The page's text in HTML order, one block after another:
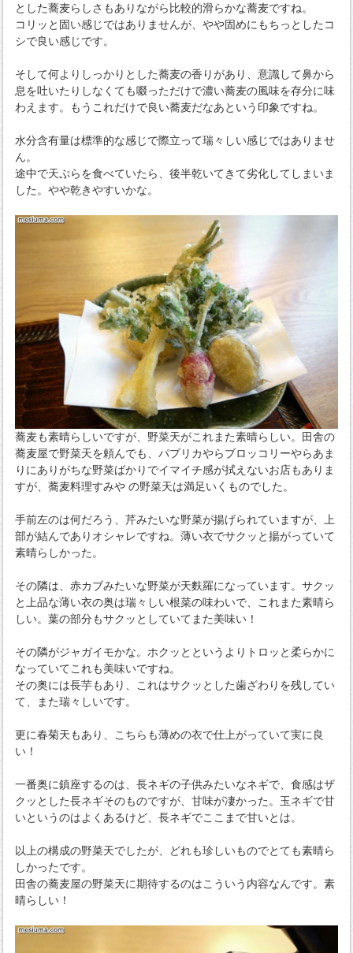
とした蕎麦らしさもありながら比較的滑らかな蕎麦ですね。
コリッと固い感じではありませんが、やや固めにもちっとしたコ
シで良い感じです。
そして何よりしっかりとした蕎麦の香りがあり、意識して鼻から
息を吐いたりしなくても啜っただけで濃い蕎麦の風味を存分に味
わえます。もうこれだけで良い蕎麦だなあという印象ですね。
水分含有量は標準的な感じで際立って瑞々しい感じではありませ
ん。
途中で天ぷらを食べていたら、後半乾いてきて劣化してしまいま
した。やや乾きやすいかな。
蕎麦も素晴らしいですが、野菜天がこれまた素晴らしい。田舎の
蕎麦屋で野菜天を頼んでも、パプリカやらブロッコリーやらあま
りにありがちな野菜ばかりでイマイチ感が拭えないお店もありま
すが、蕎麦料理すみや の野菜天は満足いくものでした。
手前左のは何だろう、芹みたいな野菜が揚げられていますが、上
部が結んでありオシャレですね。薄い衣でサクッと揚がっていて
素晴らしかった。
その隣は、赤カブみたいな野菜が天麩羅になっています。サクッ
と上品な薄い衣の奥は瑞々しい根菜の味わいで、これまた素晴ら
しい。葉の部分もサクッとしていてまた美味い！
その隣がジャガイモかな。ホクッとというよりトロッと柔らかに
なっていてこれも美味いですね。
その奥には長芋もあり、これはサクッとした歯ざわりを残してい
て、また瑞々しいです。
更に春菊天もあり、こちらも薄めの衣で仕上がっていて実に良
い！
一番奥に鎮座するのは、長ネギの子供みたいなネギで、食感はザ
クッとした長ネギそのものですが、甘味が凄かった。玉ネギで甘
いというのはよくあるけど、長ネギでここまで甘いとは。
以上の構成の野菜天でしたが、どれも珍しいものでとても素晴ら
しかったです。
田舎の蕎麦屋の野菜天に期待するのはこういう内容なんです。素
晴らしい！